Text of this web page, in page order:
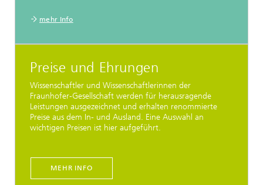
mehr Info
Preise und Ehrungen
Wissenschaftler und Wissenschaftlerinnen der
Fraunhofer-Gesellschaft werden für herausragende
Leistungen ausgezeichnet und erhalten renommierte
Preise aus dem In- und Ausland. Eine Auswahl an
wichtigen Preisen ist hier aufgeführt.
MEHR INFO